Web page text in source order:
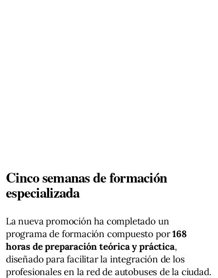
Cinco semanas de formación
especializada
La nueva promoción ha completado un
programa de formación compuesto por168
horas de preparación teórica y práctica,
diseñado para facilitar la integración de los
profesionales en la red de autobuses de la ciudad.